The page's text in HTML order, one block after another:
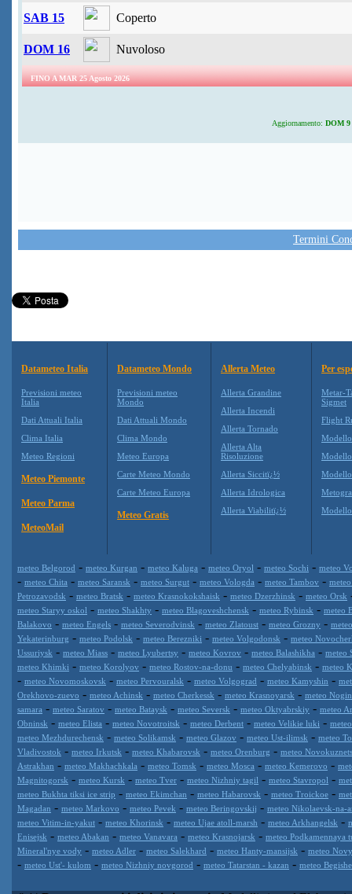
SAB 15 Coperto
DOM 16 Nuvoloso
FINO A MAR 25 Agosto 2026
Aggiornamento: DOM 9
Termini
Datameteo Italia
Previsioni meteo
Italia
Dati Attuali Italia
Clima Italia
Meteo Regioni
Meteo Piemonte
Meteo Parma
MeteoMail
Datameteo Mondo
Previsioni meteo
Mondo
Dati Attuali Mondo
Clima Mondo
Meteo Europa
Carte Meteo Mondo
Carte Meteo Europa
Meteo Gratis
Allerta Meteo
Allerta Grandine
Allerta Incendi
Allerta Tornado
Allerta Alta
Risoluzione
Allerta Siccitï¿½
Allerta Idrologica
Allerta Viabilitï¿½
Per
Metar-
Sigmet
Flight
Modello
meteo Belgorod - meteo Kurgan - meteo Kaluga - meteo Oryol - meteo Sochi - meteo
- meteo Chita - meteo Saransk - meteo Surgut - meteo Vologda - meteo Tambov -
Petrozavodsk - meteo Bratsk - meteo Krasnokokshaisk - meteo Dzerzhinsk - meteo Orsk
meteo Staryy oskol - meteo Shakhty - meteo Blagoveshchensk - meteo Rybinsk - meteo
Balakovo - meteo Engels - meteo Severodvinsk - meteo Zlatoust - meteo Grozny -
Yekaterinburg - meteo Podolsk - meteo Berezniki - meteo Volgodonsk - meteo
Ussuriysk - meteo Miass - meteo Lyubertsy - meteo Kovrov - meteo Balashikha - meteo
meteo Khimki - meteo Korolyov - meteo Rostov-na-donu - meteo Chelyabinsk - meteo
- meteo Novomoskovsk - meteo Pervouralsk - meteo Volgograd - meteo Kamyshin -
Orekhovo-zuevo - meteo Achinsk - meteo Cherkessk - meteo Krasnoyarsk - meteo
samara - meteo Saratov - meteo Bataysk - meteo Seversk - meteo Oktyabrskiy - meteo
Obninsk - meteo Elista - meteo Novotroitsk - meteo Derbent - meteo Velikie luki -
meteo Mezhdurechensk - meteo Solikamsk - meteo Glazov - meteo Ust-ilimsk - meteo
Vladivostok - meteo Irkutsk - meteo Khabarovsk - meteo Orenburg - meteo
Astrakhan - meteo Makhachkala - meteo Tomsk - meteo Mosca - meteo Kemerovo -
Magnitogorsk - meteo Kursk - meteo Tver - meteo Nizhniy tagil - meteo Stavropol -
meteo Bukhta tiksi ice strip - meteo Ekimchan - meteo Habarovsk - meteo Troickoe -
Magadan - meteo Markovo - meteo Pevek - meteo Beringovskij - meteo Nikolaevsk-na-
meteo Vitim-in-yakut - meteo Khorinsk - meteo Ujae atoll-marsh - meteo Arkhangelsk -
Enisejsk - meteo Abakan - meteo Vanavara - meteo Krasnojarsk - meteo Podkamennaya
Mineral'nye vody - meteo Adler - meteo Salekhard - meteo Hanty-mansijsk - meteo
- meteo Ust'- kulom - meteo Nizhniy novgorod - meteo Tatarstan - kazan - meteo